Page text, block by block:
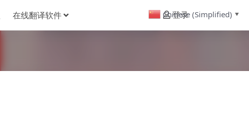
在线翻译软件 登录
Chinese (Simplified) ▼